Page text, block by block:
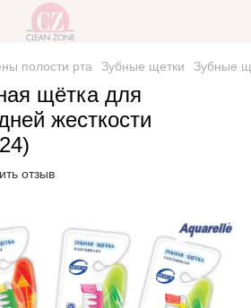
полости рта Зубные щетки Зубные
щётка для
жесткости
отзыв